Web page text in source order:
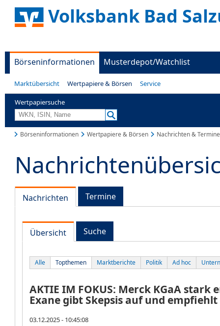
Volksbank Bad
Börseninformationen Musterdepot/Watchlist
Marktübersicht Wertpapiere & Börsen Service
Wertpapiersuche
Börseninformationen Wertpapiere & Börsen Nachrichten & Termine
Nachrichten Termine
Übersicht Suche
Alle Topthemen Marktberichte Politik Ad hoc
AKTIE IM FOKUS: Merck KGaA stark
Exane gibt Skepsis auf und empfiehlt
03.12.2025 - 10:45:08